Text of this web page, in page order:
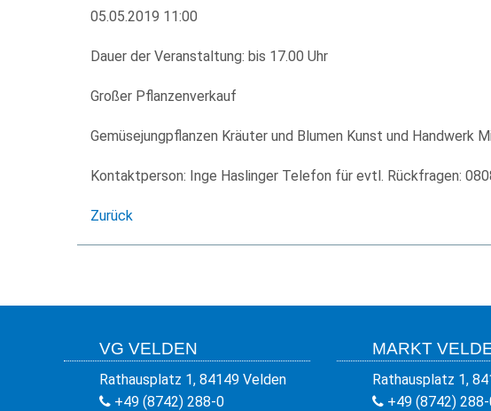
05.05.2019 11:00
Dauer der Veranstaltung: bis 17.00 Uhr
Großer Pflanzenverkauf
Gemüsejungpflanzen Kräuter und Blumen Kunst und Handwerk
Kontaktperson: Inge Haslinger Telefon für evtl. Rückfragen:
Zurück
VG VELDEN
Rathausplatz 1, 84149 Velden
+49 (8742) 288-0
MARKT
Rathausplatz 1,
+49 (8742)